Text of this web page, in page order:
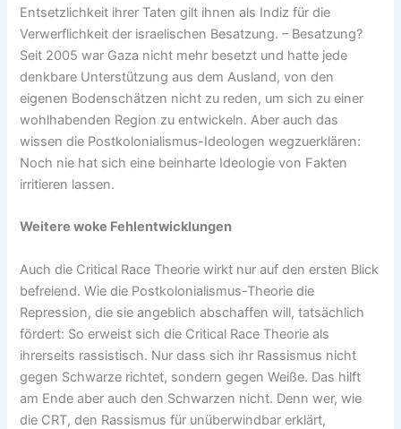
Entsetzlichkeit ihrer Taten gilt ihnen als Indiz für die
Verwerflichkeit der israelischen Besatzung. – Besatzung?
Seit 2005 war Gaza nicht mehr besetzt und hatte jede
denkbare Unterstützung aus dem Ausland, von den
eigenen Bodenschätzen nicht zu reden, um sich zu einer
wohlhabenden Region zu entwickeln. Aber auch das
wissen die Postkolonialismus-Ideologen wegzuerklären:
Noch nie hat sich eine beinharte Ideologie von Fakten
irritieren lassen.
Weitere woke Fehlentwicklungen
Auch die Critical Race Theorie wirkt nur auf den ersten Blick
befreiend. Wie die Postkolonialismus-Theorie die
Repression, die sie angeblich abschaffen will, tatsächlich
fördert: So erweist sich die Critical Race Theorie als
ihrerseits rassistisch. Nur dass sich ihr Rassismus nicht
gegen Schwarze richtet, sondern gegen Weiße. Das hilft
am Ende aber auch den Schwarzen nicht. Denn wer, wie
die CRT, den Rassismus für unüberwindbar erklärt,